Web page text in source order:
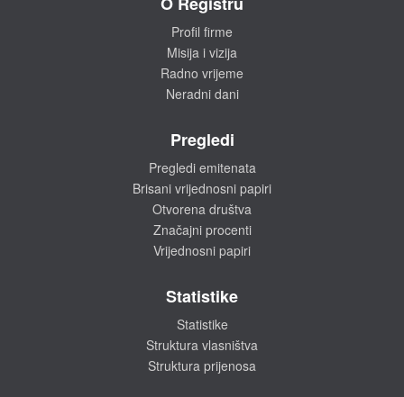
Profil firme
Misija i vizija
Radno vrijeme
Neradni dani
Pregledi
Pregledi emitenata
Brisani vrijednosni papiri
Otvorena društva
Značajni procenti
Vrijednosni papiri
Statistike
Statistike
Struktura vlasništva
Struktura prijenosa